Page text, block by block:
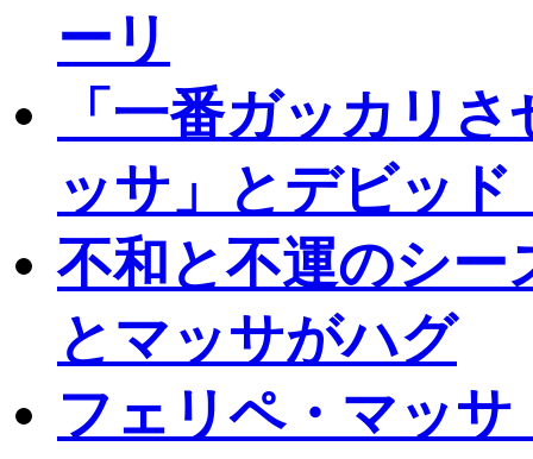
ーリ
「一番ガッカリ
ッサ」とデビッ
不和と不運のシ
とマッサがハグ
フェリペ・マッ